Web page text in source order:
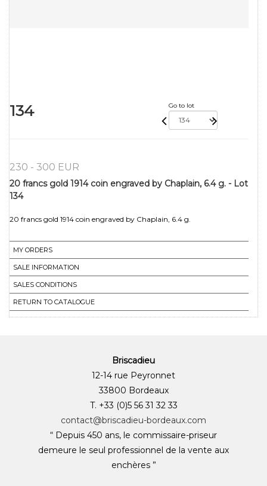
134 Go to lot
230 - 300 EUR
20 francs gold 1914 coin engraved by Chaplain, 6.4 g. - Lot
134
MY ORDERS
SALE INFORMATION
SALES CONDITIONS
RETURN TO CATALOGUE
Briscadieu
12-14 rue Peyronnet
33800 Bordeaux
T. +33 (0)5 56 31 32 33
contact@briscadieu-bordeaux.com
“ Depuis 450 ans, le commissaire-priseur
demeure le seul professionnel de la vente aux
enchères ”